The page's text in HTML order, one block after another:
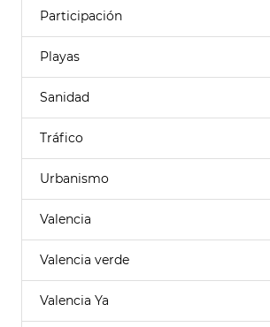
Participación
Playas
Sanidad
Tráfico
Urbanismo
Valencia
Valencia verde
Valencia Ya